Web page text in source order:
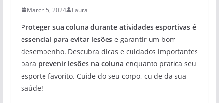
March 5, 2024 Laura
Proteger sua coluna durante atividades esportivas é
essencial para evitar lesões e garantir um bom
desempenho. Descubra dicas e cuidados importantes
para prevenir lesões na coluna enquanto pratica seu
esporte favorito. Cuide do seu corpo, cuide da sua
saúde!